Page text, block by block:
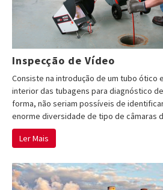
Inspecção de Vídeo
Consiste na introdução de um tubo ótico
interior das tubagens para diagnóstico
forma, não seriam possíveis de
enorme diversidade de tipo de câmaras
Ler Mais